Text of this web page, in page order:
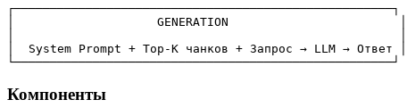
┌─────────────────────────────────────────────────────┐
│                    GENERATION                        │
│  System Prompt + Top-K чанков + Запрос → LLM → Ответ │
Компоненты